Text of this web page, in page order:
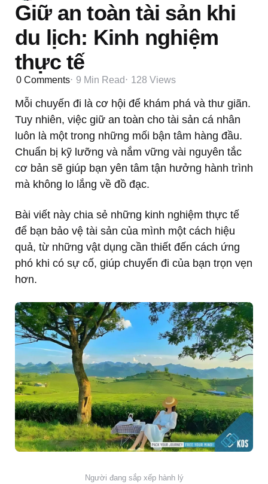
Giữ an toàn tài sản khi
du lịch: Kinh nghiệm
thực tế
0 Comments 9 Min Read 128 Views
Mỗi chuyến đi là cơ hội để khám phá và thư giãn.
Tuy nhiên, việc giữ an toàn cho tài sản cá nhân
luôn là một trong những mối bận tâm hàng đầu.
Chuẩn bị kỹ lưỡng và nắm vững vài nguyên tắc
cơ bản sẽ giúp bạn yên tâm tận hưởng hành trình
mà không lo lắng về đồ đạc.
Bài viết này chia sẻ những kinh nghiệm thực tế
để bạn bảo vệ tài sản của mình một cách hiệu
quả, từ những vật dụng cần thiết đến cách ứng
phó khi có sự cố, giúp chuyến đi của bạn trọn vẹn
hơn.
Người đang sắp xếp hành lý